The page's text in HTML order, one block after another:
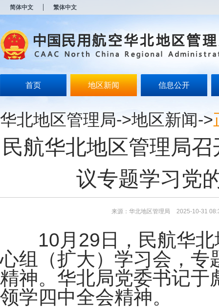
简体中文 繁体中文
首页 地区新闻 信息公开
华北地区管理局->地区新闻->
民航华北地区管理局
议专题学习党
来源：华北地区管理局 2025-10-31
10月29日，民航华北
心组（扩大）学习会，专
精神。华北局党委书记于
领学四中全会精神。
开
无
障
说
Alt
加
浪
键
模